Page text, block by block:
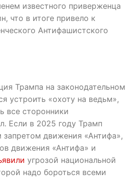
известного приверженца
что в итоге привело к
Антифашистского
Трампа на законодательном
устроить «охоту на ведьм»,
все сторонники
Если в 2025 году Трамп
движения «Антифа»,
движения «Антифа» и
угрозой национальной
надо бороться всеми